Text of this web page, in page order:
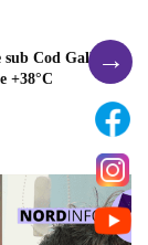
Cod Galben și
+38°C
→